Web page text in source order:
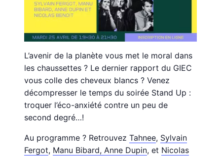
L’avenir de la planète vous met le moral dans
les chaussettes ? Le dernier rapport du GIEC
vous colle des cheveux blancs ? Venez
décompresser le temps du soirée Stand Up :
troquer l’éco-anxiété contre un peu de
second degré…!
Au programme ? RetrouvezTahnee, Sylvain
Fergot, Manu Bibard,Anne Dupin, et Nicolas